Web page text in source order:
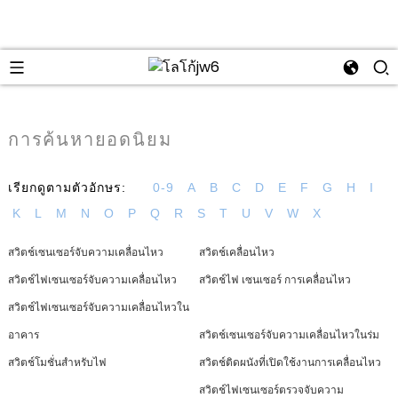
การค้นหายอดนิยม
เรียกดูตามตัวอักษร: 0-9 A B C D E F G H
I
K
L M N O P Q R S T U V W X
สวิตช์เซนเซอร์จับความเคลื่อนไหว สวิตช์เคลื่อนไหว
สวิตช์ไฟเซนเซอร์จับความเคลื่อนไหว สวิตช์ไฟ เซนเซอร์ การเคลื่อนไหว
สวิตช์ไฟเซนเซอร์จับความเคลื่อนไหวใน
อาคาร สวิตช์เซนเซอร์จับความเคลื่อนไหวในร่ม
สวิตช์โมชั่นสำหรับไฟ สวิตช์ติดผนังที่เปิดใช้งานการเคลื่อนไหว
สวิตช์ไฟเซนเซอร์ตรวจจับความ